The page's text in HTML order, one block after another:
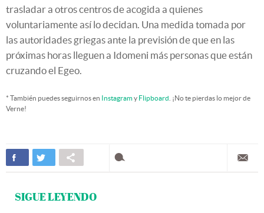
trasladar a otros centros de acogida a quienes
voluntariamente así lo decidan. Una medida tomada por
las autoridades griegas ante la previsión de que en las
próximas horas lleguen a Idomeni más personas que están
cruzando el Egeo.
* También puedes seguirnos en Instagramy Flipboard . ¡No te pierdas lo mejor de
Verne!
SIGUE LEYENDO